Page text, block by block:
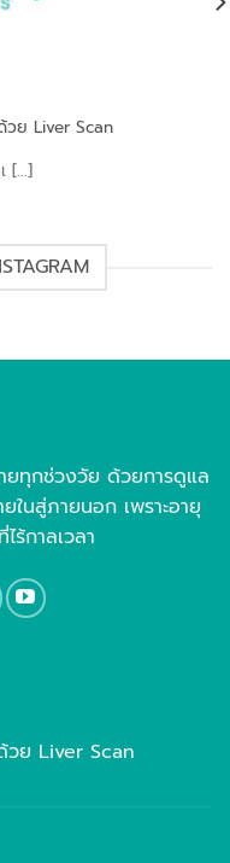
วย Liver Scan
[...]
ายทุกช่วงวัย ด้วยการดูแล
นสู่ภายนอก เพราะอายุ
ร้กาลเวลา
วย Liver Scan